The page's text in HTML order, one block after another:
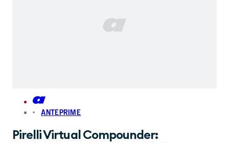
ANTEPRIME
Pirelli Virtual Compounder: